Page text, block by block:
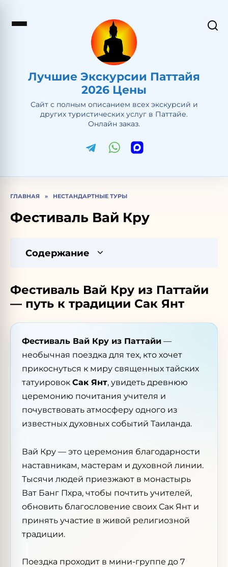
Лучшие Экскурсии Паттайя
2026 Цены
Сайт с полным описанием всех экскурсий и
других туристических услуг в Паттайе.
Онлайн заказ.
ГЛАВНАЯ » НЕСТАНДАРТНЫЕ ТУРЫ
Фестиваль Вай Кру
Содержание
Фестиваль Вай Кру из Паттайи
— путь к традиции Сак Янт
Фестиваль Вай Кру из Паттайи —
необычная поездка для тех, кто хочет
прикоснуться к миру священных тайских
татуировок Сак Янт, увидеть древнюю
церемонию почитания учителя и
почувствовать атмосферу одного из
известных духовных событий Таиланда.
Вай Кру — это церемония благодарности
наставникам, мастерам и духовной линии.
Тысячи людей приезжают в монастырь
Ват Банг Пхра, чтобы почтить учителей,
обновить благословение своих Сак Янт и
принять участие в живой религиозной
традиции.
Поездка проходит в мини-группе до 7